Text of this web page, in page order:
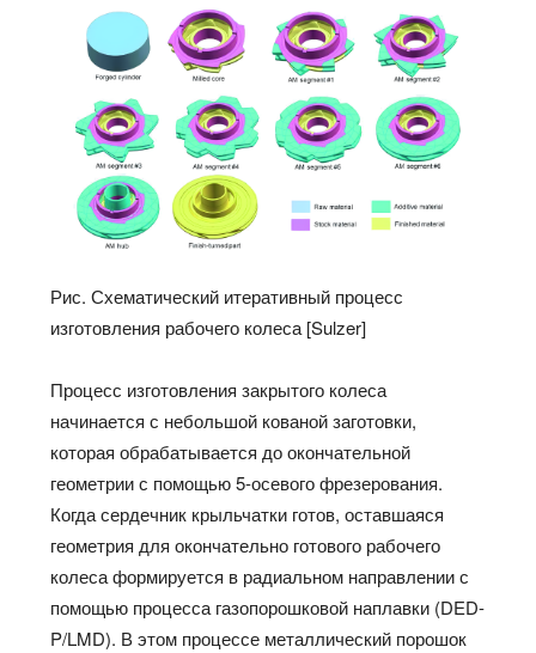
Рис. Схематический итеративный процесс
изготовления рабочего колеса [Sulzer]
Процесс изготовления закрытого колеса
начинается с небольшой кованой заготовки,
которая обрабатывается до окончательной
геометрии с помощью 5-осевого фрезерования.
Когда сердечник крыльчатки готов, оставшаяся
геометрия для окончательно готового рабочего
колеса формируется в радиальном направлении с
помощью процесса газопорошковой наплавки (DED-
P/LMD). В этом процессе металлический порошок